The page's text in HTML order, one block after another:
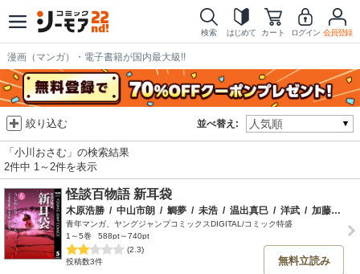
検索 はじめて カート ログイン 会員登録
漫画（マンガ）・電子書籍が国内最大級!!
並べ替え:
絞り込む
「小川おさむ」の検索結果
2件中 1～2件を表示
怪談百物語 新耳袋
木原浩勝 / 中山市朗 / 鯛夢 / 未浩 / 温出真巳 / 洋武 / 加藤礼次朗
青年マンガ、ヤングジャンプコミックスDIGITAL/コミック特盛
1～5巻
588pt～740pt
(2.3)
投稿数3件
無料立読み